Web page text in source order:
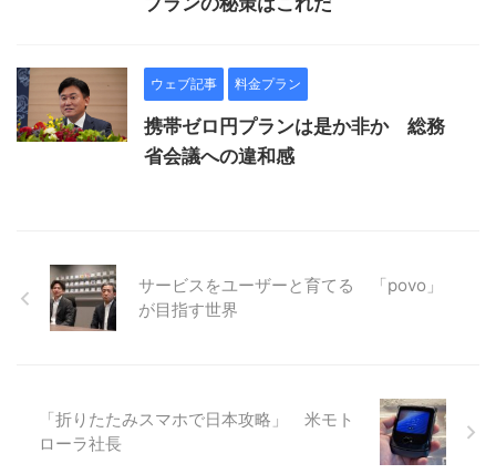
ウェブ記事 料金プラン
携帯ゼロ円プランは是か非か 総務
省会議への違和感
サービスをユーザーと育てる 「povo」
が目指す世界
「折りたたみスマホで日本攻略」 米モト
ローラ社長